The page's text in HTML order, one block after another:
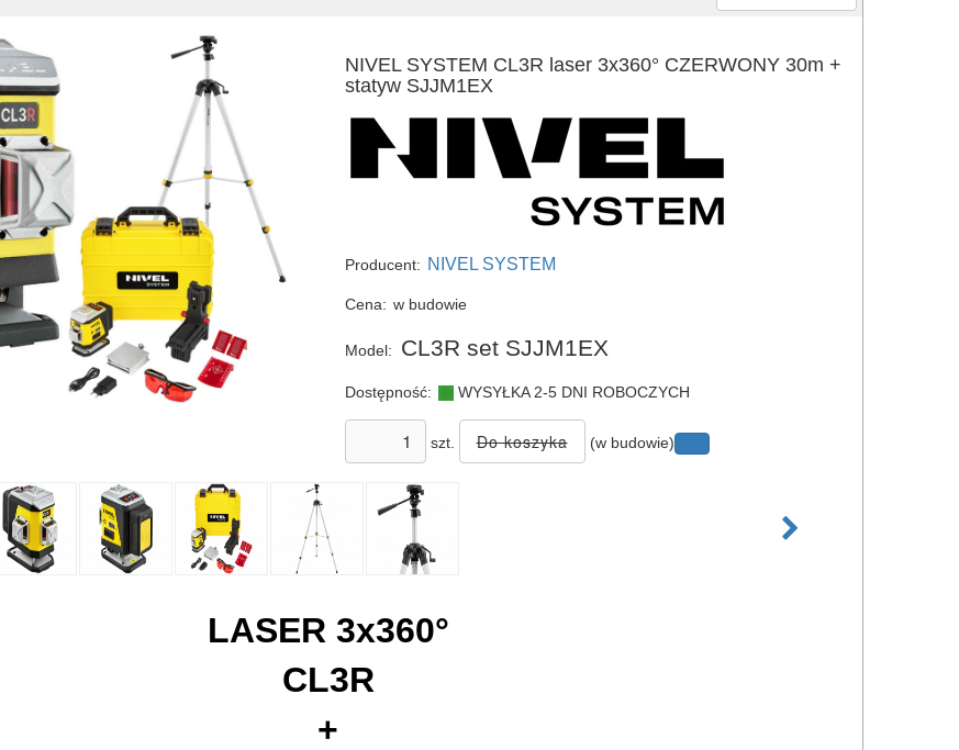
NIVEL SYSTEM CL3R laser 3x360° CZERWONY 30m +
statyw SJJM1EX
Producent: NIVEL SYSTEM
Cena: w budowie
Model: CL3R set SJJM1EX
Dostępność: WYSYŁKA 2-5 DNI ROBOCZYCH
szt. (w budowie)
LASER 3x360°
CL3R
+